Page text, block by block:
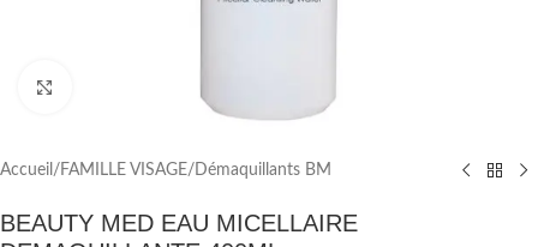
Accueil / FAMILLE VISAGE/ Démaquillants BM
BEAUTY MED EAU MICELLAIRE